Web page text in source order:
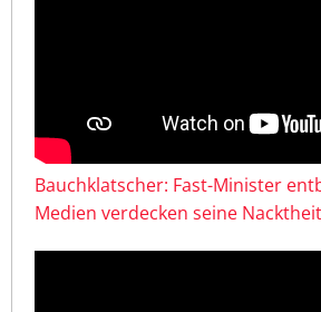
Bauchklatscher: Fast-Minister
Medien verdecken seine Nacktheit